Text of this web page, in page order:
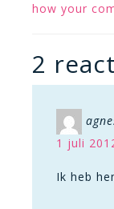
how your
2
1 juli
Ik heb